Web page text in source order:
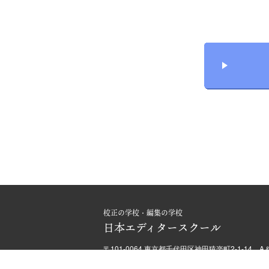
校正の学校・編集の学校
日本エディタースクール
〒101-0064 東京都千代田区神田猿楽町2-1-14